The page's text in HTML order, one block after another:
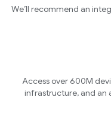
We’ll recommend an
Access over 600M
infrastructure, and an